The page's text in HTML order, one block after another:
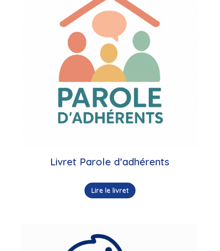
Livret Parole d’adhérents
Lire le livret